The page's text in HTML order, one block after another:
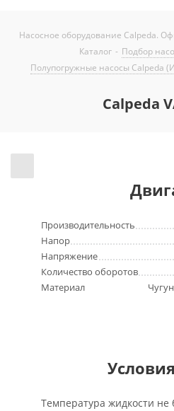
Насосное оборудование Calpeda.
Каталог - Подбор
Полупогружные насосы Calpeda
Calpeda
Производительность
Напор
Напряжение
Количество оборотов
Материал
Температура жидкости не